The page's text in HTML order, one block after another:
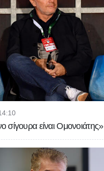
σίγουρα είναι Ομονοιάτης»